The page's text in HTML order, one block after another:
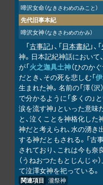
啼沢女命（なきさわめのみこと）
先代旧事本紀
啼沢女神（なきさわめのかみ）
「古事記」、「日本書紀」、「
神。日本記紀神話において
が「火之迦具土神（ひのか
だとき、その死を悲しむ「
生まれた神。名前の「澤（沢
で分かるように「多くの」
涙を流す神」といった意味
と、泣くことを神格化した
神だと考えられ、水の湧き
する神だともされる。「古
されており、これは今も奈
（うねおつたもとじんじゃ
て泣澤女神を祀っている。
関連項目 瀧祭神